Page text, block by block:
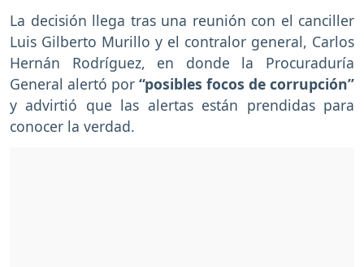
La decisión llega tras una reunión con el canciller
Luis Gilberto Murillo y el contralor general, Carlos
Hernán Rodríguez, en donde la Procuraduría
General alertó por “posibles focos de corrupción”
y advirtió que las alertas están prendidas para
conocer la verdad.